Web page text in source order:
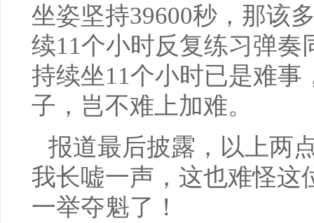
坐姿坚持39600秒，那该
续11个小时反复练习弹
持续坐11个小时已是难
子，岂不难上加难。
报道最后披露，以上两
我长嘘一声，这也难怪这
一举夺魁了！